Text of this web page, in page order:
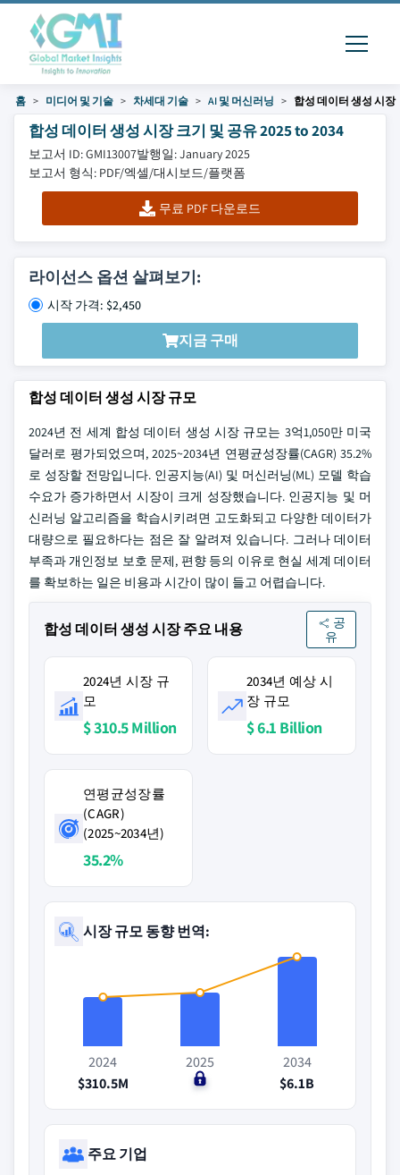
홈 미디어 및 기술 차세대 기술 AI 및 머신러닝 합성 데이터 생성 시장
합성 데이터 생성 시장 크기 및 공유 2025 to 2034
보고서 ID: GMI13007발행일: January 2025
보고서 형식: PDF/엑셀/대시보드/플랫폼
무료 PDF 다운로드
라이선스 옵션 살펴보기:
시작 가격: $2,450
지금 구매
합성 데이터 생성 시장 규모
2024년 전 세계 합성 데이터 생성 시장 규모는 3억1,050만 미국
달러로 평가되었으며, 2025~2034년 연평균성장률(CAGR) 35.2%
로 성장할 전망입니다. 인공지능(AI) 및 머신러닝(ML) 모델 학습
수요가 증가하면서 시장이 크게 성장했습니다. 인공지능 및 머
신러닝 알고리즘을 학습시키려면 고도화되고 다양한 데이터가
대량으로 필요하다는 점은 잘 알려져 있습니다. 그러나 데이터
부족과 개인정보 보호 문제, 편향 등의 이유로 현실 세계 데이터
를 확보하는 일은 비용과 시간이 많이 들고 어렵습니다.
합성 데이터 생성 시장 주요 내용
공
유
2024년 시장 규
모
$ 310.5 Million
2034년 예상 시
장 규모
$ 6.1 Billion
연평균성장률
(CAGR)
(2025~2034년)
35.2%
시장 규모 동향 번역:
2024
$310.5M
2025
$0
2034
$6.1B
주요 기업